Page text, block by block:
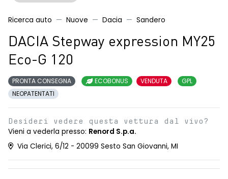
Ricerca auto Nuove Dacia Sandero
DACIA Stepway expression MY25
Eco-G 120
PRONTA CONSEGNA ECOBONUS VENDUTA
GPL
NEOPATENTATI
Desideri vedere questa vettura dal vivo?
Vieni a vederla presso: Renord S.p.a.
Via Clerici, 6/12 - 20099 Sesto San Giovanni, MI